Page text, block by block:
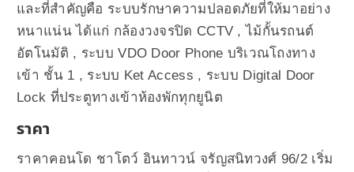
และที่สำคัญคือ ระบบรักษาความปลอดภัยที่ให้มาอย่าง
หนาแน่น ได้แก่ กล้องวงจรปิด CCTV , ไม้กั้นรถนต์
อัตโนมัติ , ระบบ VDO Door Phone บริเวณโถงทาง
เข้า ชั้น 1 , ระบบ Ket Access , ระบบ Digital Door
Lock ที่ประตูทางเข้าห้องพักทุกยูนิต
ราคา
ราคาคอนโด ชาโตว์ อินทาวน์ จรัญสนิทวงศ์ 96/2 เริ่ม